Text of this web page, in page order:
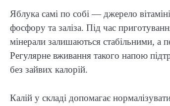
Яблука самі по собі — джерело
фосфору та заліза. Під час
мінерали залишаються стабільними, а
Регулярне вживання такого напою
без зайвих калорій.
Калій у складі допомагає